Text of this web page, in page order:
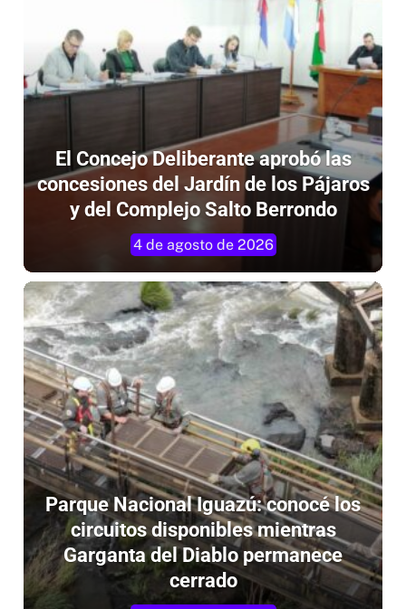
El Concejo Deliberante aprobó las
concesiones del Jardín de los Pájaros
y del Complejo Salto Berrondo
4 de agosto de 2026
Parque Nacional Iguazú: conocé los
circuitos disponibles mientras
Garganta del Diablo permanece
cerrado